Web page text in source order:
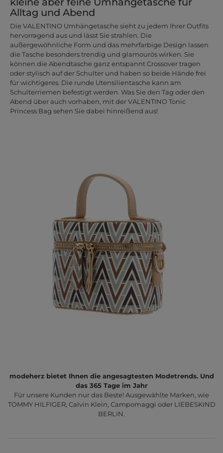
Alltag und Abend
Die VALENTINO Umhängetasche sieht zu jedem Ihrer Outfits
hervorragend aus und lässt Sie strahlen. Die
außergewöhnliche Form und das mehrfarbige Design lassen
die Tasche besonders trendig und glamourös wirken. Sie
können die Abendtasche ganz entspannt Crossover tragen
oder stylisch auf der Schulter und haben so beide Hände frei
für wichtigeres. Die runde Utensilientasche kann am
Schulterriemen befestigt werden. Was Sie den Tag oder den
Abend über auch vorhaben, mit der VALENTINO Tonic
Princess Bag sehen Sie dabei hinreißend aus!
modeherz bietet Ihnen die angesagtesten Modetrends. Und
das 365 Tage im Jahr
Für unsere Kunden nur das Beste! Ausgewählte Marken, wie
TOMMY HILFIGER, Calvin Klein, Campomaggi oder LIEBESKIND
BERLIN.